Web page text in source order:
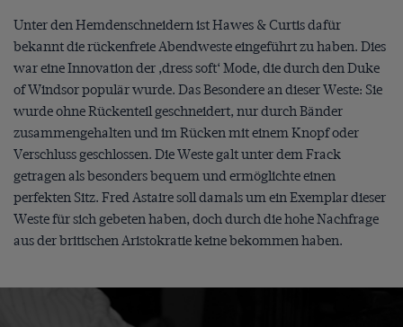
Unter den Hemdenschneidern ist Hawes & Curtis dafür
bekannt die rückenfreie Abendweste eingeführt zu haben. Dies
war eine Innovation der ‚dress soft‘ Mode, die durch den Duke
of Windsor populär wurde. Das Besondere an dieser Weste: Sie
wurde ohne Rückenteil geschneidert, nur durch Bänder
zusammengehalten und im Rücken mit einem Knopf oder
Verschluss geschlossen. Die Weste galt unter dem Frack
getragen als besonders bequem und ermöglichte einen
perfekten Sitz. Fred Astaire soll damals um ein Exemplar dieser
Weste für sich gebeten haben, doch durch die hohe Nachfrage
aus der britischen Aristokratie keine bekommen haben.